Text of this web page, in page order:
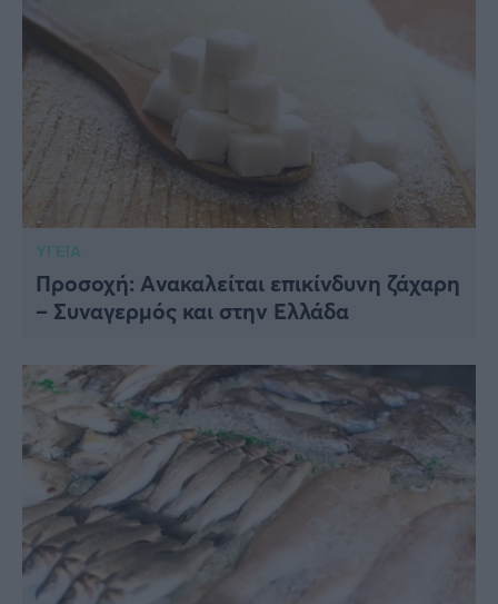
ΥΓΕΙΑ
Προσοχή: Aνακαλείται επικίνδυνη ζάχαρη
– Συναγερμός και στην Ελλάδα